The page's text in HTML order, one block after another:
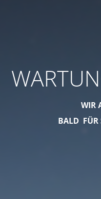
WIR
BALD FÜR